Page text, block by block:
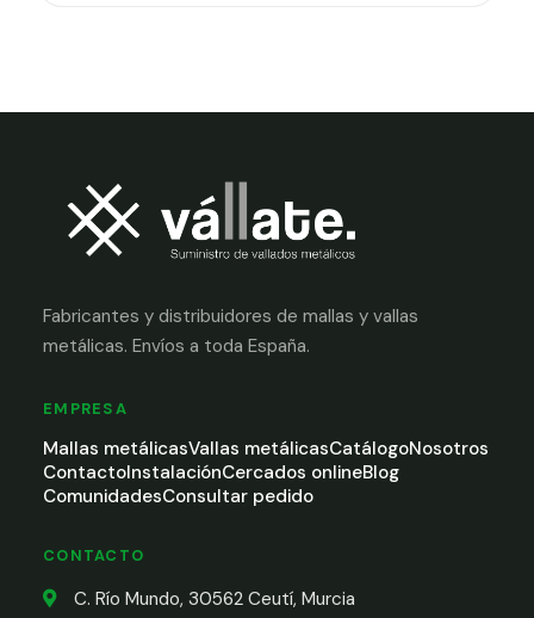
Fabricantes y distribuidores de mallas y vallas
metálicas. Envíos a toda España.
EMPRESA
Mallas metálicasVallas metálicasCatálogoNosotros
ContactoInstalaciónCercados onlineBlog
ComunidadesConsultar pedido
CONTACTO
C. Río Mundo, 30562 Ceutí, Murcia